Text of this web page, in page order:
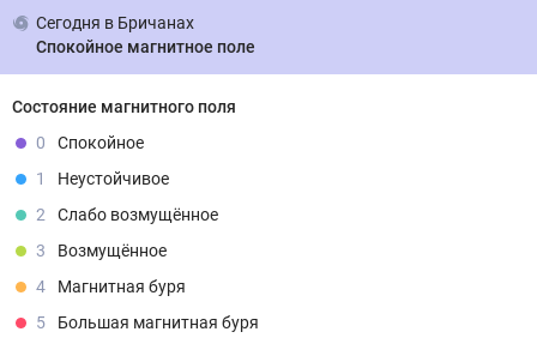
Сегодня в Бричанах
Спокойное магнитное поле
Состояние магнитного поля
0
Спокойное
1
Неустойчивое
2
Слабо возмущённое
3
Возмущённое
4
Магнитная буря
5
Большая магнитная буря